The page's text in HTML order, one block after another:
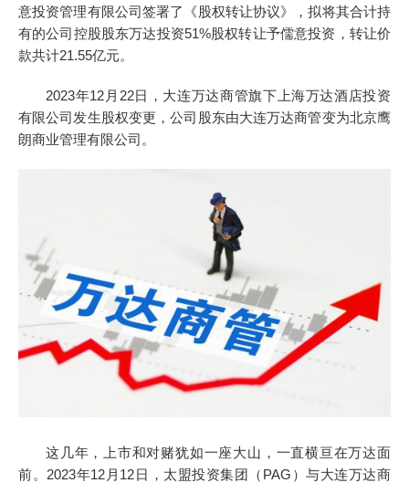
意投资管理有限公司签署了《股权转让协议》，拟将其合计持
有的公司控股股东万达投资51%股权转让予儒意投资，转让价
款共计21.55亿元。
2023年12月22日，大连万达商管旗下上海万达酒店投资
有限公司发生股权变更，公司股东由大连万达商管变为北京鹰
朗商业管理有限公司。
这几年，上市和对赌犹如一座大山，一直横亘在万达面
前。2023年12月12日，太盟投资集团（PAG）与大连万达商